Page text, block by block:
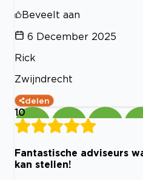
Beveelt aan
6 December 2025
Rick
Zwijndrecht
delen
10
Fantastische adviseurs
kan stellen!